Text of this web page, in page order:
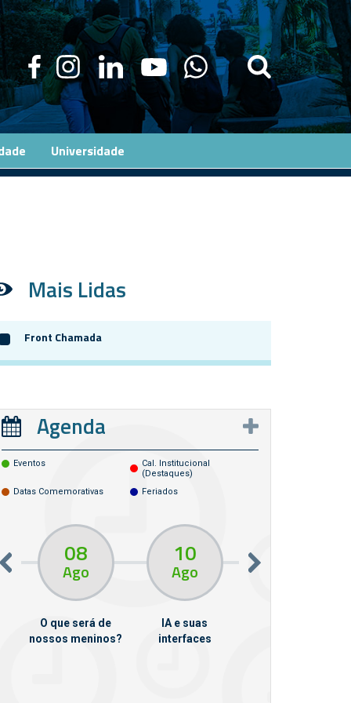
Universidade
Mais Lidas
Front Chamada
Agenda
Eventos
Cal. Institucional
(destaques)
Datas Comemorativas
Feriados
08
Ago
O que será de
nossos meninos?
10
Ago
IA e suas
interfaces